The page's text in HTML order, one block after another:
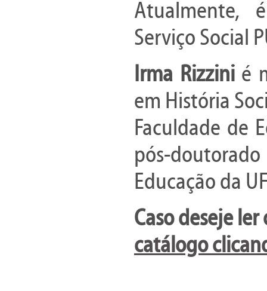
Atualmente,
Serviço Social
Irma Rizzinié
em História
Faculdade de
pós-
Educação da
Caso deseje
catálogo